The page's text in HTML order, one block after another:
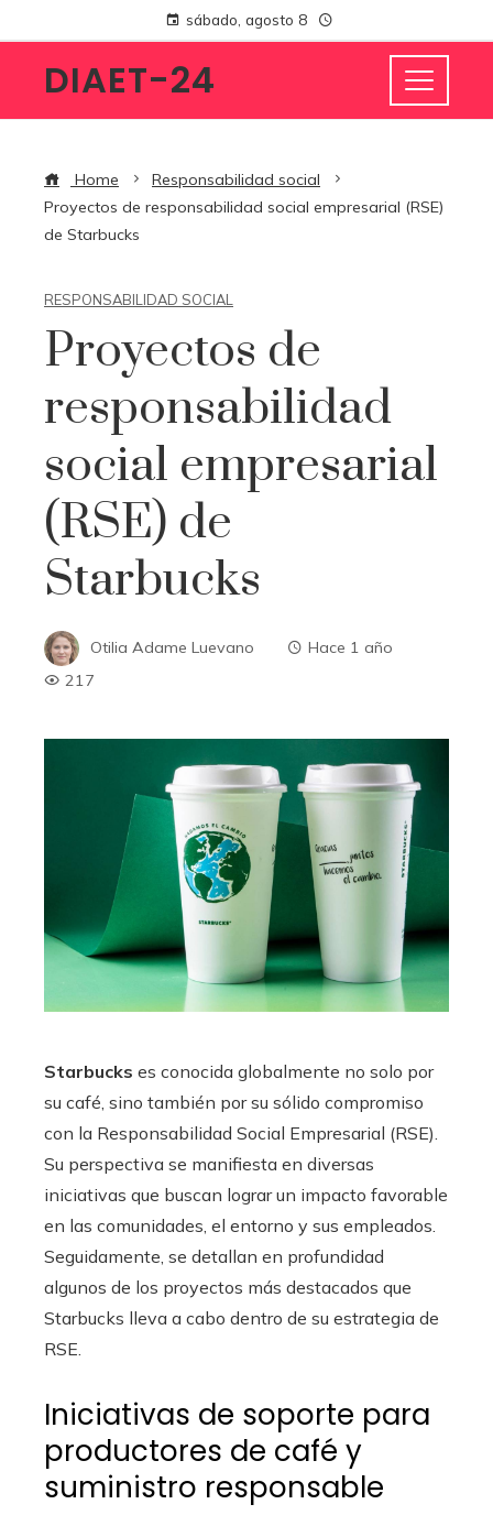
sábado, agosto 8
DIAET-24
Home
Responsabilidad social
Proyectos de responsabilidad social empresarial (RSE)
de Starbucks
RESPONSABILIDAD SOCIAL
Proyectos de
responsabilidad
social empresarial
(RSE) de
Starbucks
Otilia Adame Luevano
Hace 1 año
217
Starbucks es conocida globalmente no solo por
su café, sino también por su sólido compromiso
con la Responsabilidad Social Empresarial (RSE).
Su perspectiva se manifiesta en diversas
iniciativas que buscan lograr un impacto favorable
en las comunidades, el entorno y sus empleados.
Seguidamente, se detallan en profundidad
algunos de los proyectos más destacados que
Starbucks lleva a cabo dentro de su estrategia de
RSE.
Iniciativas de soporte para
productores de café y
suministro responsable